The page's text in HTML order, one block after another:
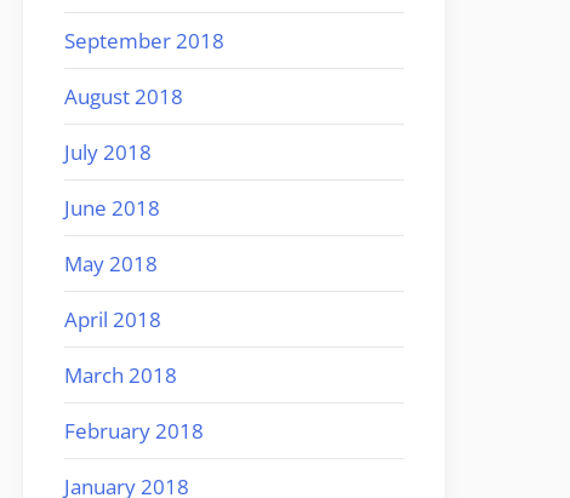
September 2018
August 2018
July 2018
June 2018
May 2018
April 2018
March 2018
February 2018
January 2018